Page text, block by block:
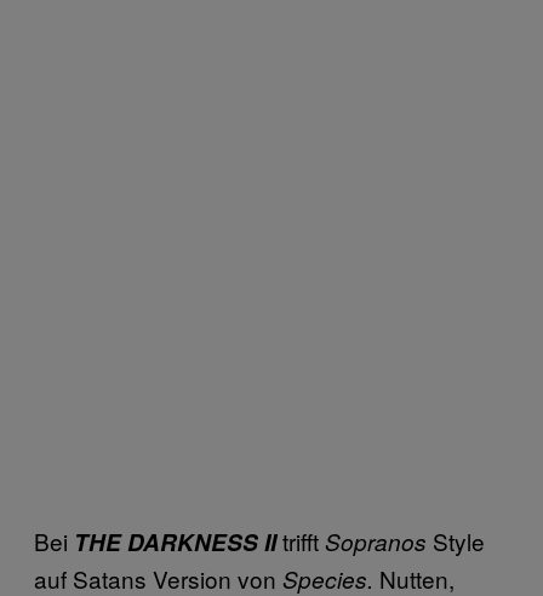
Bei THE DARKNESS IItrifftSopranos Style
auf Satans Version von Species. Nutten,